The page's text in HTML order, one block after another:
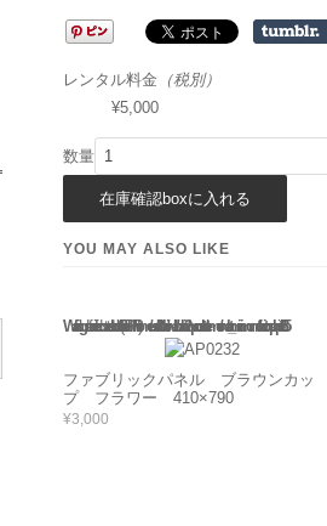
レンタル料金 （税別）
¥5,000
数量
YOU MAY ALSO LIKE
Warning: Use of undefined constant rand - assumed 'rand' (this will throw an Error in a future version of PHP) in/home/users/2/barbie/web/barbie2/wp-content/themes/welcart_minimum/functions.php135
ファブリックパネル ブラウンカッ
プ フラワー 410×790
¥3,000